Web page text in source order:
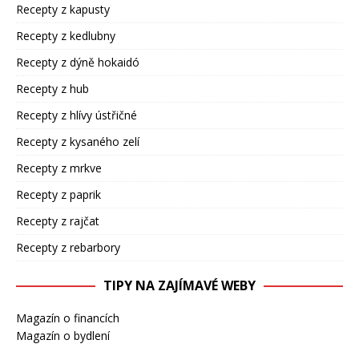
Recepty z kapusty
Recepty z kedlubny
Recepty z dýně hokaidó
Recepty z hub
Recepty z hlívy ústřičné
Recepty z kysaného zelí
Recepty z mrkve
Recepty z paprik
Recepty z rajčat
Recepty z rebarbory
TIPY NA ZAJÍMAVÉ WEBY
Magazín o financích
Magazín o bydlení